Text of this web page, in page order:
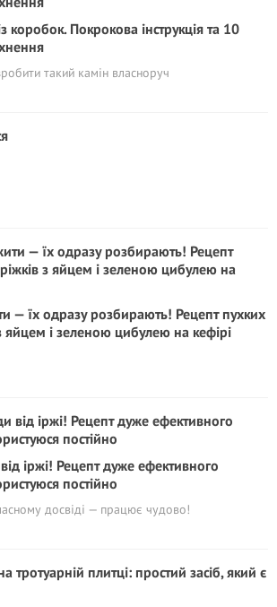
коробок. Покрокова інструкція та 10
такий камін власноруч
— їх одразу розбирають! Рецепт пухких
яйцем і зеленою цибулею на кефірі
іржі! Рецепт дуже ефективного
постійно
досвіді — працює чудово!